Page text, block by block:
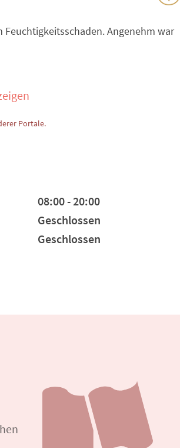
Angenehm war
Portale.
08:00 - 20:00
Geschlossen
Geschlossen